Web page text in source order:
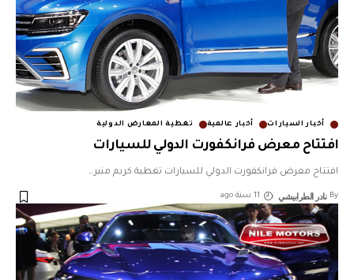
أخبار السيارات أخبار عالمية تغطية المعارض الدولية
افتتاح معرض فرانكفورت الدولي للسيارات
افتتاح معرض فرانكفورت الدولي للسيارات تغطية كريم منير…
By نادر الطرابيشي 11 سنة ago